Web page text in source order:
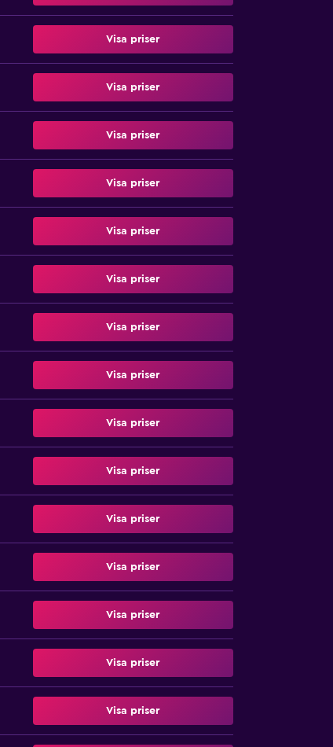
Visa priser
Visa priser
Visa priser
Visa priser
Visa priser
Visa priser
Visa priser
Visa priser
Visa priser
Visa priser
Visa priser
Visa priser
Visa priser
Visa priser
Visa priser